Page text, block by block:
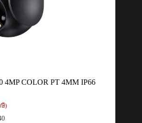
4MP COLOR PT 4MM IP66
ษี)